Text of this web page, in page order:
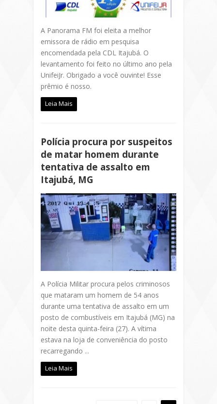
A Panorama FM foi eleita a melhor
emissora de rádio em pesquisa
encomendada pela CDL Itajubá. O
levantamento foi feito no último ano pela
UnifeiJr. Obrigado a você ouvinte! Esse
prêmio é nosso.
Leia Mais
Polícia procura por suspeitos
de matar homem durante
tentativa de assalto em
Itajubá, MG
A Polícia Militar procura pelos criminosos
que mataram um homem de 54 anos
durante uma tentativa de assalto em um
posto de combustíveis em Itajubá (MG) na
noite desta quinta-feira (27). A vítima
estava na loja de conveniência do posto
recarregando ...
Leia Mais